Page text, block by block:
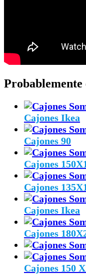
Probablemente
Cajones Ikea
Cajones 90
Cajones
Cajones
Cajones Ikea
Cajones
Cajones 150